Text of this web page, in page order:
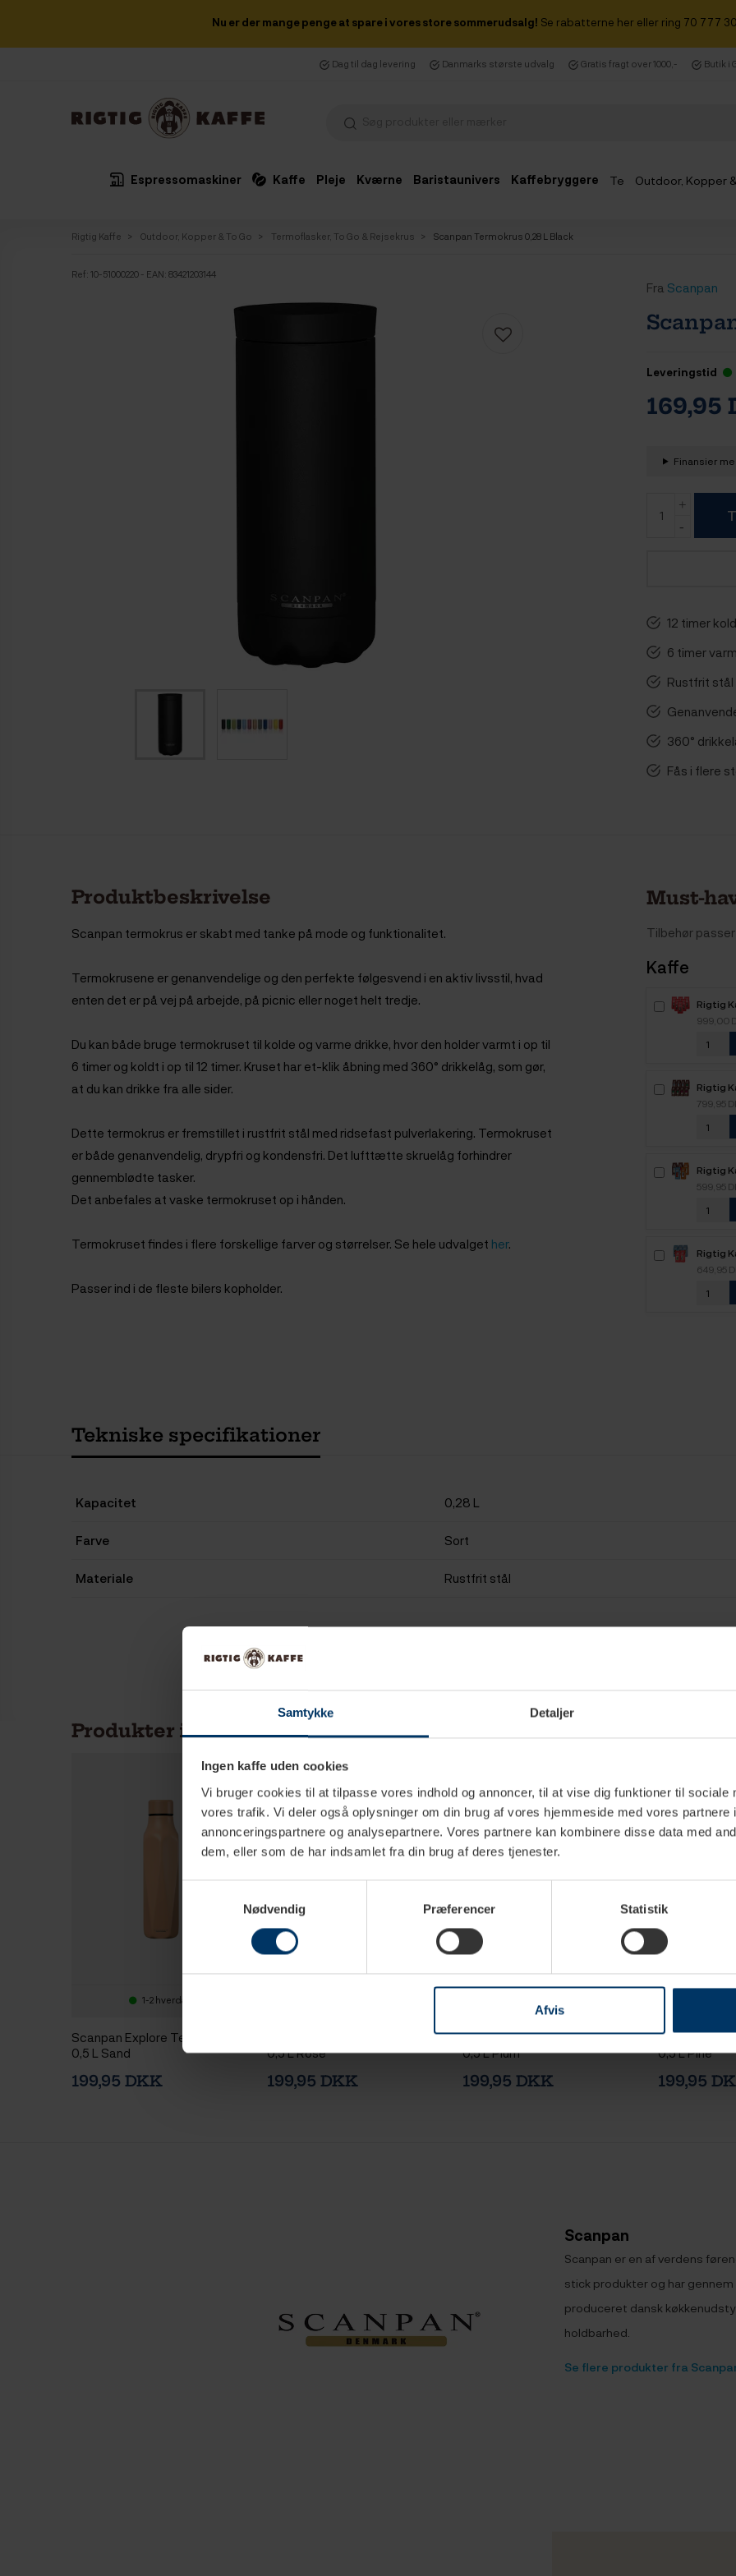
Samtykke Detaljer
Ingen kaffe uden cookies
Vi bruger cookies til at tilpasse vores indhold og annoncer, til at vise dig funktioner til sociale
vores trafik. Vi deler også oplysninger om din brug af vores hjemmeside med vores partnere
annonceringspartnere og analysepartnere. Vores partnere kan kombinere disse data med
dem, eller som de har indsamlet fra din brug af deres tjenester.
Nødvendig
Præferencer Statistik
Afvis
Nu er der mange penge at spare i vores store sommerudsalg! Se rabatterne her eller ring 70 777
Dag til dag levering Danmarks største udvalg Gratis fragt over 1000,- Butik i
Espressomaskiner Kaffe Pleje Kværne Baristaunivers Kaffebryggere Te Outdoor, Kopper
Rigtig Kaffe Outdoor, Kopper & To Go Termoflasker, To Go & Rejsekrus Scanpan Termokrus 0,28 L Black
Ref: 10-51000220 - EAN: 83421203144
Fra Scanpan
Leveringstid
169,95
Finansier
12 timer
6 timer
Rustfrit
360°
Fås i flere
Produktbeskrivelse
Scanpan termokrus er skabt med tanke på mode og funktionalitet.
Termokrusene er genanvendelige og den perfekte følgesvend i en aktiv livsstil, hvad
enten det er på vej på arbejde, på picnic eller noget helt tredje.
Du kan både bruge termokruset til kolde og varme drikke, hvor den holder varmt i op til
6 timer og koldt i op til 12 timer. Kruset har et-klik åbning med 360° drikkelåg, som gør,
at du kan drikke fra alle sider.
Dette termokrus er fremstillet i rustfrit stål med ridsefast pulverlakering. Termokruset
er både genanvendelig, drypfri og kondensfri. Det lufttætte skruelåg forhindrer
gennemblødte tasker.
Det anbefales at vaske termokruset op i hånden.
Termokruset findes i flere forskellige farver og størrelser. Se hele udvalget her.
Passer ind i de fleste bilers kopholder.
Must-
Tilbehør
Kaffe
Rigtig
Intenso
999,00
Rigtig
799,95
Rigtig
2,1kg
599,95
Rigtig
2,5kg
649,95
Tekniske specifikationer
Kapacitet 0,28 L
Farve Sort
Materiale Rustfrit stål
Produkter i samme kategori
1-2 hverdage
Scanpan Explore Termoflaske
0,5 L Sand
199,95 DKK
Scanpan Explore Termoflaske
0,5 L Rose
199,95 DKK
Scanpan Explore Termoflaske
0,5 L Plum
199,95 DKK
Scanpan
0,5 L Pine
199,95
Scanpan
Scanpan er en af verdens
stick produkter og har
produceret dansk
holdbarhed.
Se flere produkter fra